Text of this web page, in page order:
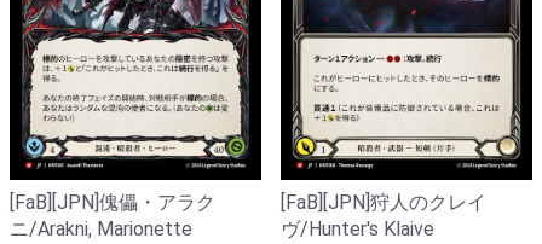
[FaB][JPN]傀儡・アラク
ニ/Arakni, Marionette
[FaB][JPN]狩人のクレイ
ヴ/Hunter's Klaive